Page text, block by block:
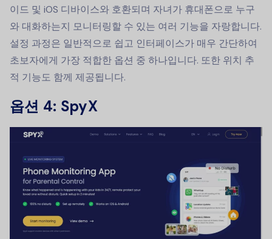
이드 및 iOS 디바이스와 호환되며 자녀가 휴대폰으로 누구
와 대화하는지 모니터링할 수 있는 여러 기능을 자랑합니다.
설정 과정은 일반적으로 쉽고 인터페이스가 매우 간단하여
초보자에게 가장 적합한 옵션 중 하나입니다. 또한 위치 추
적 기능도 함께 제공됩니다.
옵션 4: SpyX